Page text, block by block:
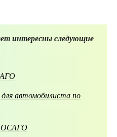
интересны следующие
автомобилиста по
ОСАГО